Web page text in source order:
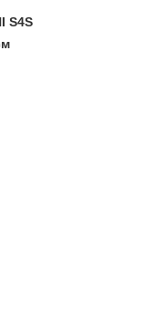
S4S